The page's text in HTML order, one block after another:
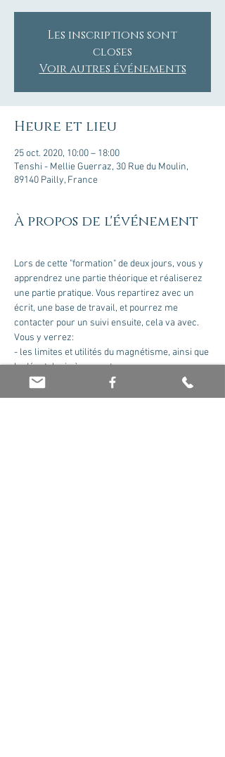
Les inscriptions sont
closes
Voir autres événements
Heure et lieu
25 oct. 2020, 10:00 – 18:00
Tenshi - Mellie Guerraz, 30 Rue du Moulin,
89140 Pailly, France
À propos de l'événement
Lors de cette "formation" de deux jours, vous y
apprendrez une partie théorique et réaliserez
une partie pratique. Vous repartirez avec un
écrit, une base de travail, et pourrez me
contacter pour un suivi ensuite, cela va avec.
Vous y verrez:
- les limites et utilités du magnétisme, ainsi que
la déontologie à respecter
- où se situent vos propres capacités et
comment les mettre à jour pour être alignés